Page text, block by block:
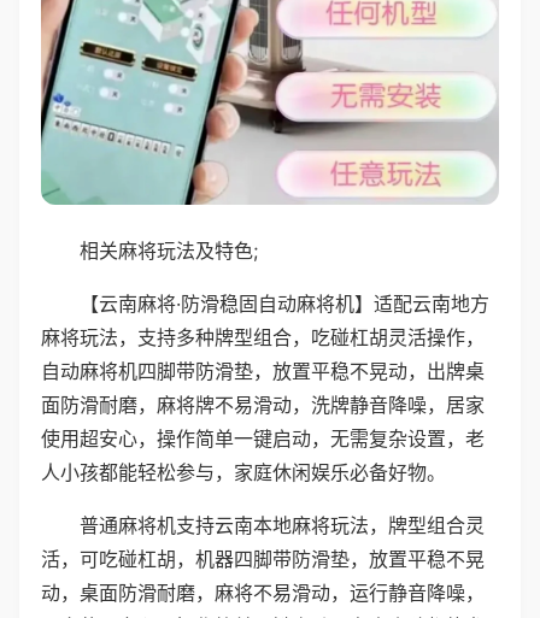
相关麻将玩法及特色;
【云南麻将·防滑稳固自动麻将机】适配云南地方
麻将玩法，支持多种牌型组合，吃碰杠胡灵活操作，
自动麻将机四脚带防滑垫，放置平稳不晃动，出牌桌
面防滑耐磨，麻将牌不易滑动，洗牌静音降噪，居家
使用超安心，操作简单一键启动，无需复杂设置，老
人小孩都能轻松参与，家庭休闲娱乐必备好物。
普通麻将机支持云南本地麻将玩法，牌型组合灵
活，可吃碰杠胡，机器四脚带防滑垫，放置平稳不晃
动，桌面防滑耐磨，麻将不易滑动，运行静音降噪，